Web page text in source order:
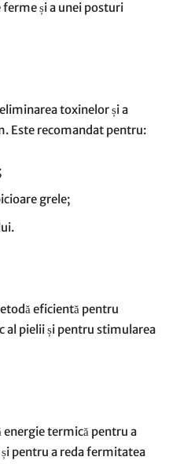
și a unei posturi
toxinelor și a
Este recomandat pentru:
grele;
eficientă pentru
al pielii și pentru stimularea
termică pentru a
pentru a reda fermitatea